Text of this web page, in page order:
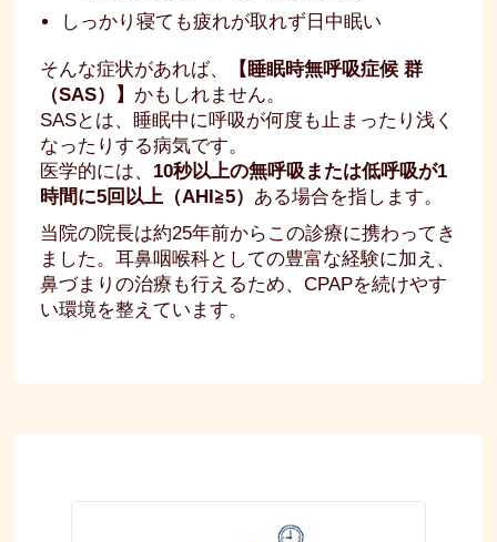
しっかり寝ても疲れが取れず日中眠い
そんな症状があれば、
【睡眠時無呼吸症候 群
（SAS）】 かもしれません。
SASとは、睡眠中に呼吸が何度も止まったり浅く
なったりする病気です。
医学的には、 10秒以上の無呼吸または低呼吸が1
時間に5回以上（AHI≧5） ある場合を指します。
当院の院長は約25年前からこの診療に携わってき
ました。耳鼻咽喉科としての豊富な経験に加え、
鼻づまりの治療も行えるため、CPAPを続けやす
い環境を整えています。